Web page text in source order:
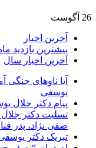
26 آگوست
آخرین اخبار
بیشترین بازدید
آخرین اخبار سال
آیا ناوهای
یوسفی
پیام دکتر جلال
تسلیت دکتر
صفی نژاد، پدر
تبریک دکتر